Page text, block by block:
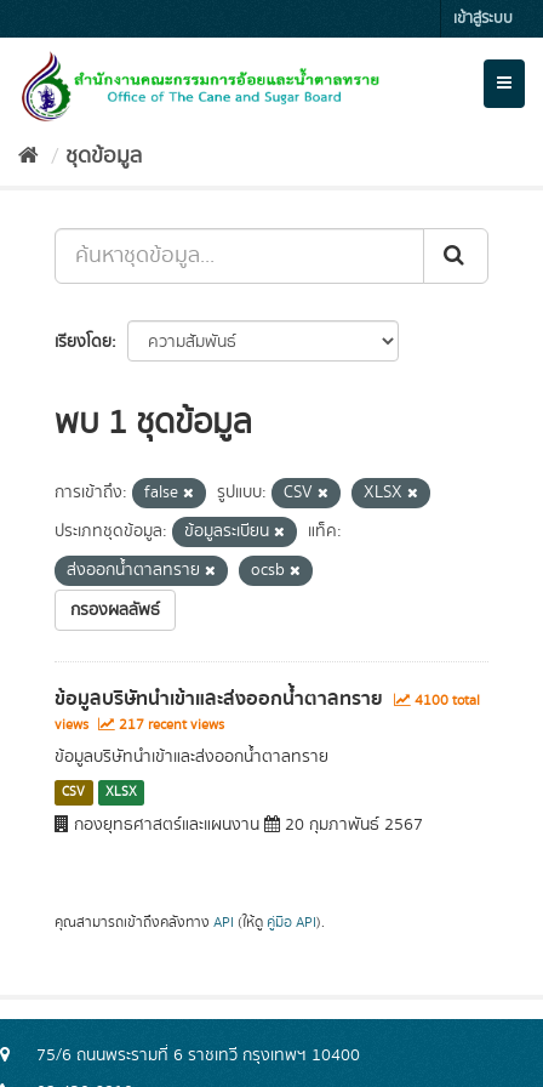
to
content
เข้าสู่ระบบ
ชุดข้อมูล
เรียงโดย
พบ 1 ชุดข้อมูล
การเข้าถึง: false รูปแบบ: CSV
XLSX
ประเภทชุดข้อมูล:
ข้อมูลระเบียน
แท็ค:
ส่งออกน้ำตาลทราย
ocsb
กรองผลลัพธ์
ข้อมูลบริษัทนำเข้าและส่งออกน้ำตาลทราย
4100 total
views
217 recent views
ข้อมูลบริษัทนำเข้าและส่งออกน้ำตาลทราย
CSV XLSX
กองยุทธศาสตร์และแผนงาน 20 กุมภาพันธ์ 2567
คุณสามารถเข้าถึงคลังทาง API (ให้ดู คู่มือ API).
75/6 ถนนพระรามที่ 6 ราชเทวี กรุงเทพฯ 10400